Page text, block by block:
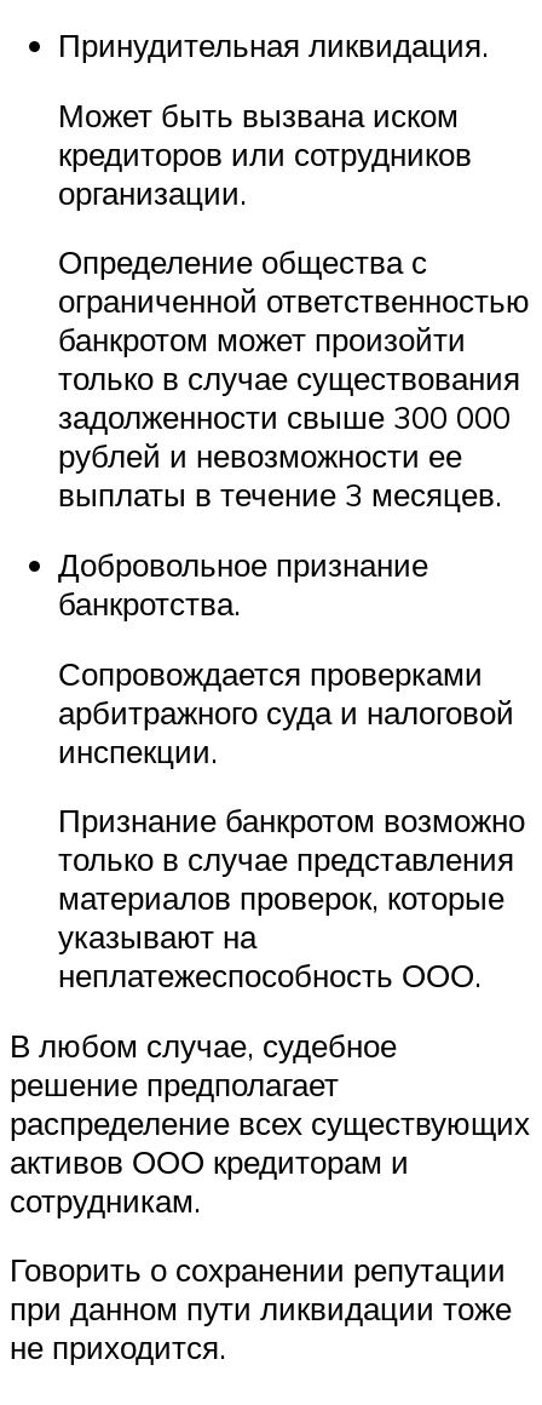
Принудительная ликвидация.
Может быть вызвана иском
кредиторов или сотрудников
организации.
Определение общества с
ограниченной ответственностью
банкротом может произойти
только в случае существования
задолженности свыше 300 000
рублей и невозможности ее
выплаты в течение 3 месяцев.
Добровольное признание
банкротства.
Сопровождается проверками
арбитражного суда и налоговой
инспекции.
Признание банкротом возможно
только в случае представления
материалов проверок, которые
указывают на
неплатежеспособность ООО.
В любом случае, судебное
решение предполагает
распределение всех существующих
активов ООО кредиторам и
сотрудникам.
Говорить о сохранении репутации
при данном пути ликвидации тоже
не приходится.